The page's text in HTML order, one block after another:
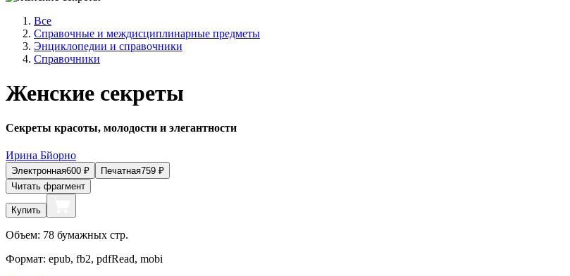
Все
Справочные и междисциплинарные предметы
Энциклопедии и справочники
Справочники
Женские секреты
Секреты красоты, молодости и элегантности
Ирина Бйорно
Электронная600 ₽ Печатная759 ₽
Читать фрагмент
Купить
Объем: 78 бумажных стр.
Формат: epub, fb2, pdfRead, mobi